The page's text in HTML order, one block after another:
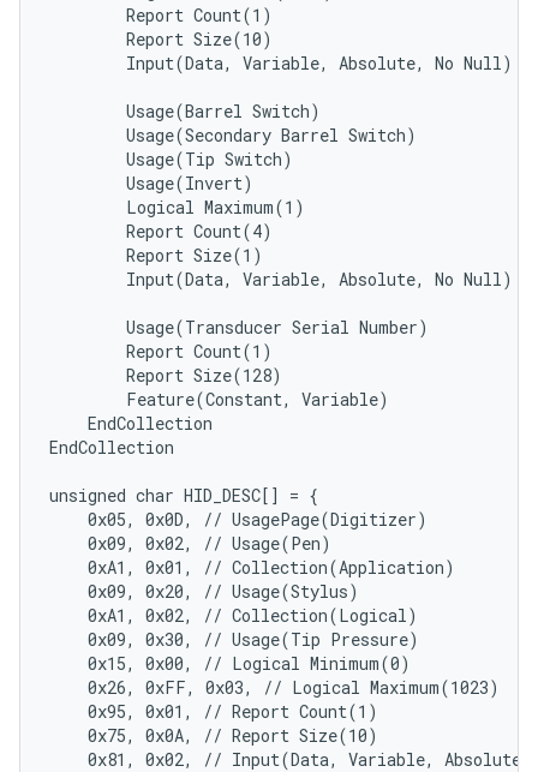
        Report Count(1)
        Report Size(10)
        Input(Data, Variable, Absolute, No Null)
        Usage(Barrel Switch)
        Usage(Secondary Barrel Switch)
        Usage(Tip Switch)
        Usage(Invert)
        Logical Maximum(1)
        Report Count(4)
        Report Size(1)
        Input(Data, Variable, Absolute, No Null)
        Usage(Transducer Serial Number)
        Report Count(1)
        Report Size(128)
        Feature(Constant, Variable)
    EndCollection
EndCollection
unsigned char HID_DESC[] = {
    0x05, 0x0D, // UsagePage(Digitizer)
    0x09, 0x02, // Usage(Pen)
    0xA1, 0x01, // Collection(Application)
    0x09, 0x20, // Usage(Stylus)
    0xA1, 0x02, // Collection(Logical)
    0x09, 0x30, // Usage(Tip Pressure)
    0x15, 0x00, // Logical Minimum(0)
    0x26, 0xFF, 0x03, // Logical Maximum(1023)
    0x95, 0x01, // Report Count(1)
    0x75, 0x0A, // Report Size(10)
0x81, 0x02, // Input(Data, Variable, Absolute,